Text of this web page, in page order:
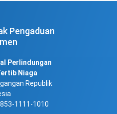
Pengaduan
Perlindungan
Niaga
Republik
1111-1010